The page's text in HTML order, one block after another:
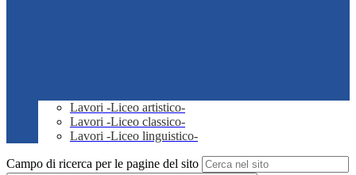
Lavori -Liceo artistico-
Lavori -Liceo classico-
Lavori -Liceo linguistico-
Campo di ricerca per le pagine del sito